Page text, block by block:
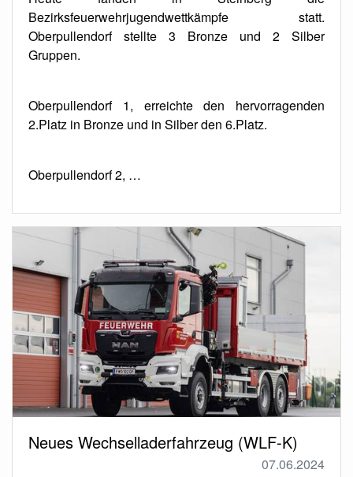
Bezirksfeuerwehrjugendwettkämpfe statt.
Oberpullendorf stellte 3 Bronze und 2 Silber
Gruppen.
Oberpullendorf 1, erreichte den hervorragenden
2.Platz in Bronze und in Silber den 6.Platz.
Oberpullendorf 2, …
Neues Wechselladerfahrzeug (WLF-K)
07.06.2024